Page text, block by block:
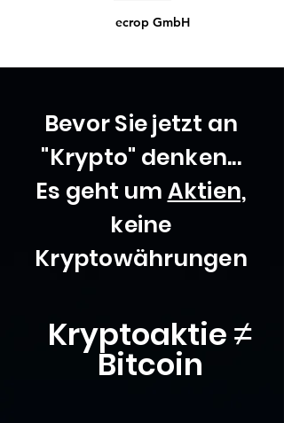
ecrop GmbH
Bevor Sie jetzt an
"Krypto" denken...
Es geht um Aktien,
keine
Kryptowährungen
Kryptoaktie≠
Bitcoin